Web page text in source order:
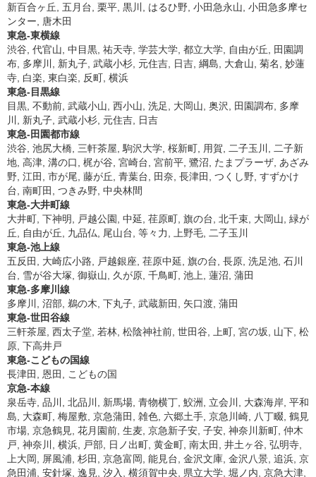
新百合ヶ丘, 五月台, 栗平, 黒川, はるひ野, 小田急永山, 小田急多摩セ
ンター, 唐木田
東急-東横線
渋谷, 代官山, 中目黒, 祐天寺, 学芸大学, 都立大学, 自由が丘, 田園調
布, 多摩川, 新丸子, 武蔵小杉, 元住吉, 日吉, 綱島, 大倉山, 菊名, 妙蓮
寺, 白楽, 東白楽, 反町, 横浜
東急-目黒線
目黒, 不動前, 武蔵小山, 西小山, 洗足, 大岡山, 奥沢, 田園調布, 多摩
川, 新丸子, 武蔵小杉, 元住吉, 日吉
東急-田園都市線
渋谷, 池尻大橋, 三軒茶屋, 駒沢大学, 桜新町, 用賀, 二子玉川, 二子新
地, 高津, 溝の口, 梶が谷, 宮崎台, 宮前平, 鷺沼, たまプラーザ, あざみ
野, 江田, 市が尾, 藤が丘, 青葉台, 田奈, 長津田, つくし野, すずかけ
台, 南町田, つきみ野, 中央林間
東急-大井町線
大井町, 下神明, 戸越公園, 中延, 荏原町, 旗の台, 北千束, 大岡山, 緑が
丘, 自由が丘, 九品仏, 尾山台, 等々力, 上野毛, 二子玉川
東急-池上線
五反田, 大崎広小路, 戸越銀座, 荏原中延, 旗の台, 長原, 洗足池, 石川
台, 雪が谷大塚, 御嶽山, 久が原, 千鳥町, 池上, 蓮沼, 蒲田
東急-多摩川線
多摩川, 沼部, 鵜の木, 下丸子, 武蔵新田, 矢口渡, 蒲田
東急-世田谷線
三軒茶屋, 西太子堂, 若林, 松陰神社前, 世田谷, 上町, 宮の坂, 山下, 松
原, 下高井戸
東急-こどもの国線
長津田, 恩田, こどもの国
京急-本線
泉岳寺, 品川, 北品川, 新馬場, 青物横丁, 鮫洲, 立会川, 大森海岸, 平和
島, 大森町, 梅屋敷, 京急蒲田, 雑色, 六郷土手, 京急川崎, 八丁畷, 鶴見
市場, 京急鶴見, 花月園前, 生麦, 京急新子安, 子安, 神奈川新町, 仲木
戸, 神奈川, 横浜, 戸部, 日ノ出町, 黄金町, 南太田, 井土ヶ谷, 弘明寺,
上大岡, 屏風浦, 杉田, 京急富岡, 能見台, 金沢文庫, 金沢八景, 追浜, 京
急田浦, 安針塚, 逸見, 汐入, 横須賀中央, 県立大学, 堀ノ内, 京急大津,